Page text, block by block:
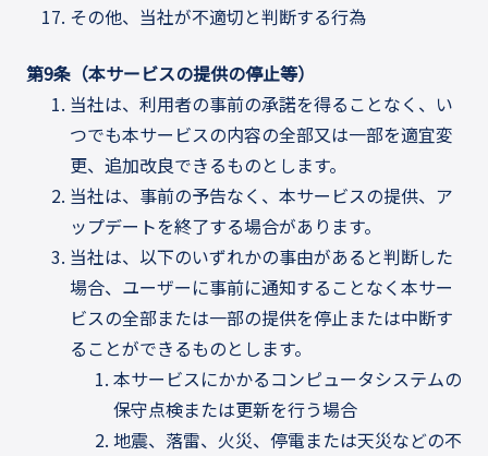
その他、当社が不適切と判断する行為
第9条（本サービスの提供の停止等）
当社は、利用者の事前の承諾を得ることなく、い
つでも本サービスの内容の全部又は一部を適宜変
更、追加改良できるものとします。
当社は、事前の予告なく、本サービスの提供、ア
ップデートを終了する場合があります。
当社は、以下のいずれかの事由があると判断した
場合、ユーザーに事前に通知することなく本サー
ビスの全部または一部の提供を停止または中断す
ることができるものとします。
本サービスにかかるコンピュータシステムの
保守点検または更新を行う場合
地震、落雷、火災、停電または天災などの不